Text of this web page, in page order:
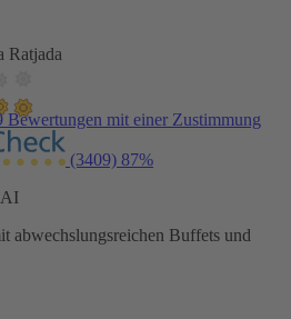
Ratjada
Bewertungen mit einer Zustimmung
(3409) 87%
AI
abwechslungsreichen Buffets und